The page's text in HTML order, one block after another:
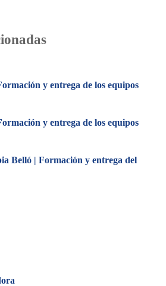
y entrega de los equipos
y entrega de los equipos
Belló | Formación y entrega del